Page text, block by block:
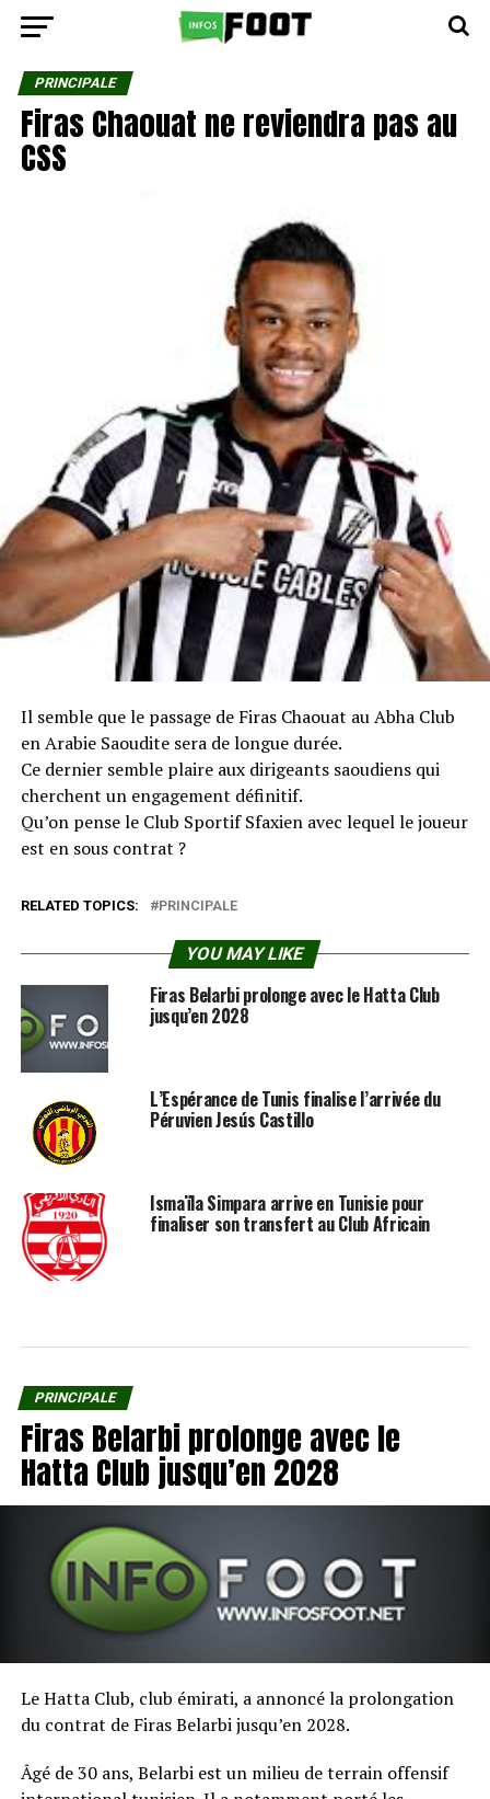
PRINCIPALE
Firas Chaouat ne reviendra pas au
CSS
Il semble que le passage de Firas Chaouat au Abha Club
en Arabie Saoudite sera de longue durée.
Ce dernier semble plaire aux dirigeants saoudiens qui
cherchent un engagement définitif.
Qu’on pense le Club Sportif Sfaxien avec lequel le joueur
est en sous contrat ?
RELATED TOPICS: PRINCIPALE
YOU MAY LIKE
Firas Belarbi prolonge avec le Hatta Club
jusqu’en 2028
L’Espérance de Tunis finalise l’arrivée du
Péruvien Jesús Castillo
Ismaïla Simpara arrive en Tunisie pour
finaliser son transfert au Club Africain
PRINCIPALE
Firas Belarbi prolonge avec le
Hatta Club jusqu’en 2028
Le Hatta Club, club émirati, a annoncé la prolongation
du contrat de Firas Belarbi jusqu’en 2028.
Âgé de 30 ans, Belarbi est un milieu de terrain offensif